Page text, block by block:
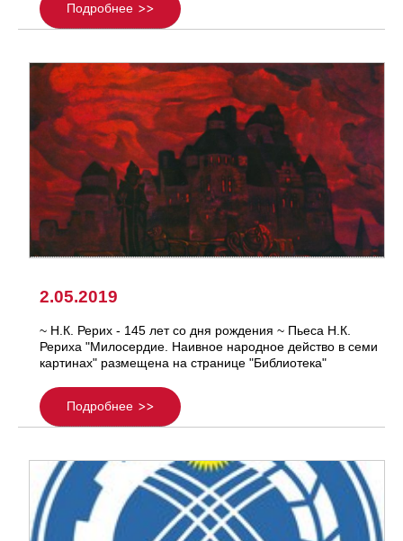
Подробнее
2.05.2019
~ Н.К. Рерих - 145 лет со дня рождения ~ Пьеса Н.К.
Рериха "Милосердие. Наивное народное действо в семи
картинах" размещена на странице "Библиотека"
Подробнее